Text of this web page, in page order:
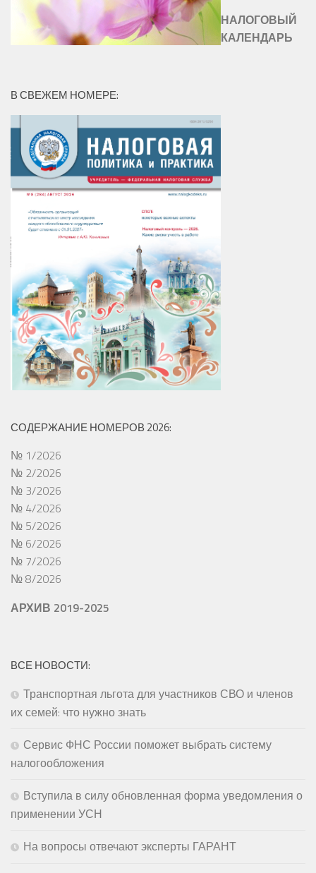
НАЛОГОВЫЙ
КАЛЕНДАРЬ
В СВЕЖЕМ НОМЕРЕ:
СОДЕРЖАНИЕ НОМЕРОВ 2026:
№ 1/2026
№ 2/2026
№ 3/2026
№ 4/2026
№ 5/2026
№ 6/2026
№ 7/2026
№ 8/2026
АРХИВ 2019-2025
ВСЕ НОВОСТИ:
Транспортная льгота для участников СВО и членов
их семей: что нужно знать
Сервис ФНС России поможет выбрать систему
налогообложения
Вступила в силу обновленная форма уведомления о
применении УСН
На вопросы отвечают эксперты ГАРАНТ